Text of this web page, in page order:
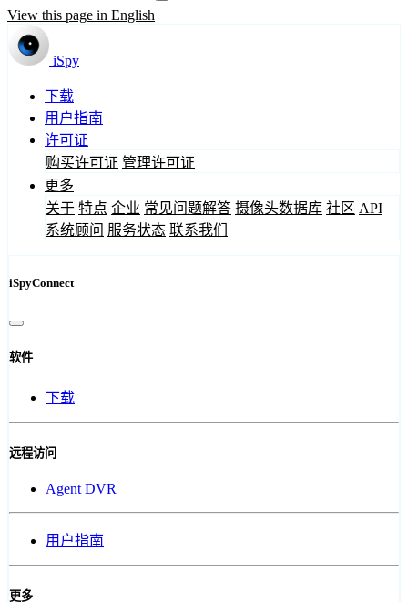
View this page in English
iSpy
下载
用户指南
许可证
购买许可证 管理许可证
更多
关于 特点 企业 常见问题解答 摄像头数据库 社区 API
系统顾问 服务状态 联系我们
iSpyConnect
软件
下载
远程访问
Agent DVR
用户指南
更多